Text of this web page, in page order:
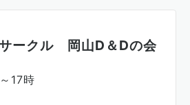
ークル 岡山D＆Dの会
17時